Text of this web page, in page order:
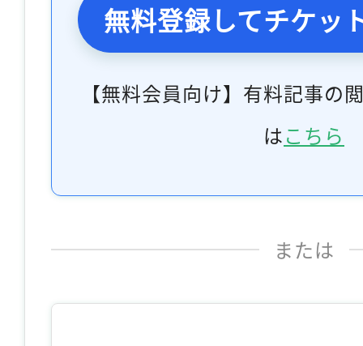
無料登録してチケッ
【無料会員向け】有料記事の
はこちら
または